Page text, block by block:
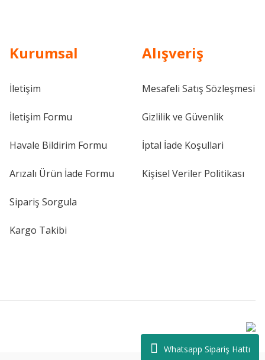
Whatsapp Sipariş Hattı
Kurumsal
İletişim
İletişim Formu
Havale Bildirim Formu
Arızalı Ürün İade Formu
Sipariş Sorgula
Kargo Takibi
Alışveriş
Mesafeli Satış Sözleşmesi
Gizlilik ve Güvenlik
İptal İade Koşullari
Kişisel Veriler Politikası